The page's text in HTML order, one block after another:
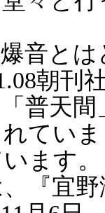
音とは
朝刊
「普天
てい
ます。
『宜野